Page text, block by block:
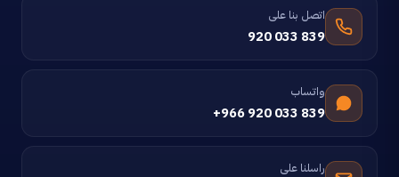
اتصل بنا على
920 033 839
واتساب
+966 920 033 839
راسلنا على